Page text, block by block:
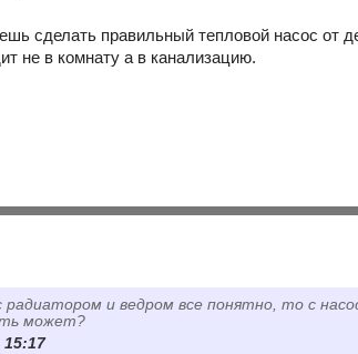
сделать правильный тепловой насос от
не в комнату а в канализацию.
радиатором и ведром все понятно, то с
может?
15:17